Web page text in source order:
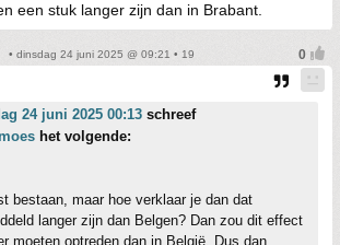
een stuk langer zijn dan in Brabant.
• dinsdag 24 juni 2025 @ 09:21 • 19
24 juni 2025 00:13 schreef
het volgende:
bestaan, maar hoe verklaar je dan dat
langer zijn dan Belgen? Dan zou dit effect
moeten optreden dan in België. Dus dan